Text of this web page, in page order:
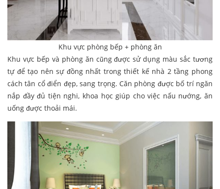
Khu vực phòng bếp + phòng ăn
Khu vực bếp và phòng ăn cũng được sử dụng màu sắc tương
tự để tạo nên sự đồng nhất trong thiết kế nhà 2 tầng phong
cách tân cổ điển đẹp, sang trọng. Căn phòng được bố trí ngăn
nắp đầy đủ tiện nghi, khoa học giúp cho việc nấu nướng, ăn
uống được thoải mái.